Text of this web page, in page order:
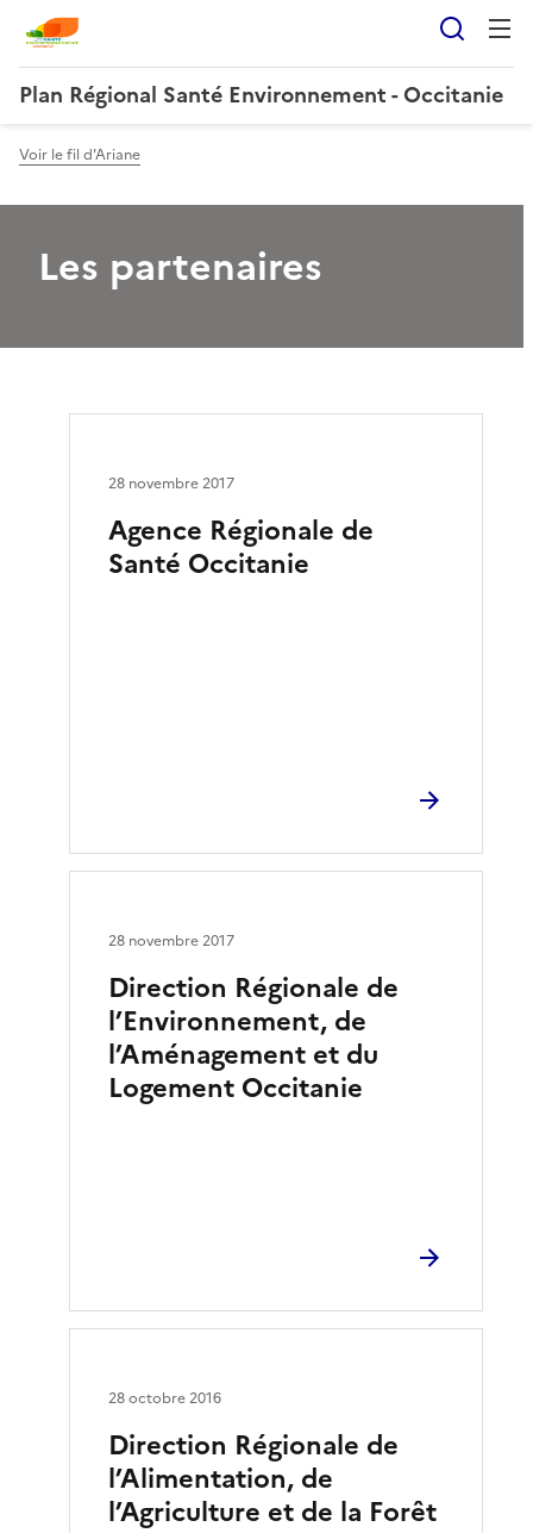
Plan Régional Santé Environnement - Occitanie
Voir le fil d'Ariane
Les partenaires
Agence Régionale de
Santé Occitanie
28 novembre 2017
Direction Régionale de
l’Environnement, de
l’Aménagement et du
Logement Occitanie
28 novembre 2017
Direction Régionale de
l’Alimentation, de
l’Agriculture et de la Forêt
28 octobre 2016